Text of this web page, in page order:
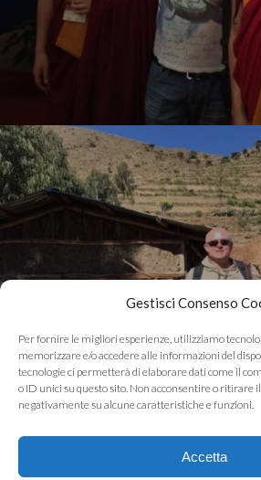
Gestisci Consenso
Per fornire le migliori esperienze, utilizziamo
memorizzare e/o accedere alle informazioni del
tecnologie ci permetterà di elaborare dati come il
o ID unici su questo sito. Non acconsentire o ritirare
negativamente su alcune caratteristiche e funzioni.
Accetta
Solidarity